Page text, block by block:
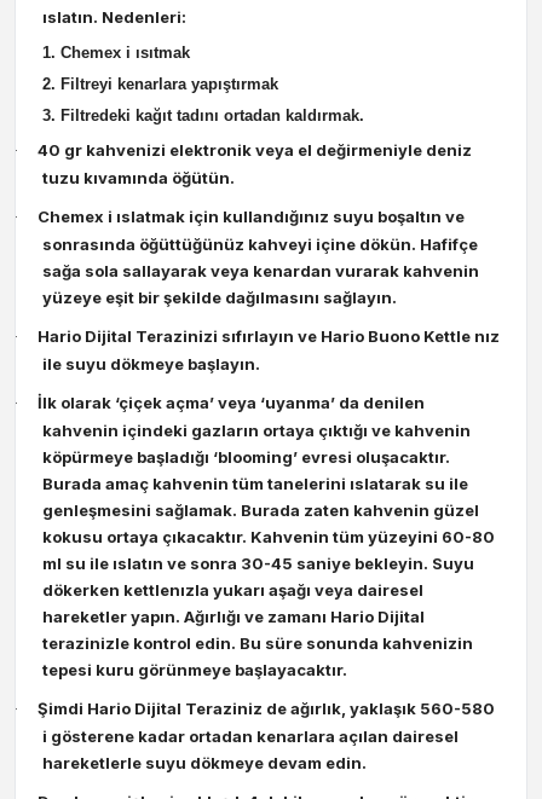
ıslatın. Nedenleri:
1. Chemex i ısıtmak
2. Filtreyi kenarlara yapıştırmak
3. Filtredeki kağıt tadını ortadan kaldırmak.
·
40 gr kahvenizi elektronik veya el değirmeniyle deniz
tuzu kıvamında öğütün.
·
Chemex i ıslatmak için kullandığınız suyu boşaltın ve
sonrasında öğüttüğünüz kahveyi içine dökün. Hafifçe
sağa sola sallayarak veya kenardan vurarak kahvenin
yüzeye eşit bir şekilde dağılmasını sağlayın.
·
Hario Dijital Terazinizi sıfırlayın ve Hario Buono Kettle nız
ile suyu dökmeye başlayın.
·
İlk olarak ‘çiçek açma’ veya ‘uyanma’ da denilen
kahvenin içindeki gazların ortaya çıktığı ve kahvenin
köpürmeye başladığı ‘blooming’ evresi oluşacaktır.
Burada amaç kahvenin tüm tanelerini ıslatarak su ile
genleşmesini sağlamak. Burada zaten kahvenin güzel
kokusu ortaya çıkacaktır. Kahvenin tüm yüzeyini 60-80
ml su ile ıslatın ve sonra 30-45 saniye bekleyin. Suyu
dökerken kettlenızla yukarı aşağı veya dairesel
hareketler yapın. Ağırlığı ve zamanı Hario Dijital
terazinizle kontrol edin. Bu süre sonunda kahvenizin
tepesi kuru görünmeye başlayacaktır.
·
Şimdi Hario Dijital Teraziniz de ağırlık, yaklaşık 560-580
i gösterene kadar ortadan kenarlara açılan dairesel
hareketlerle suyu dökmeye devam edin.